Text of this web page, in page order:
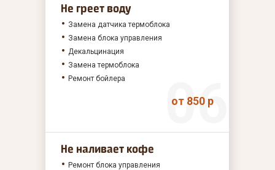
Не греет воду
Замена датчика термоблока
Замена блока управления
Декальцинация
Замена термоблока
Ремонт бойлера
от 850 р
Не наливает кофе
Ремонт блока управления